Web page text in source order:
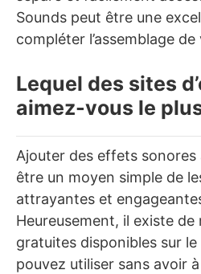
Sounds peut être une
compléter l’assemblage
Lequel des sites
aimez-vous le
Ajouter des effets sonores
être un moyen simple de
attrayantes et
Heureusement, il existe
gratuites disponibles sur le
pouvez utiliser sans avoir